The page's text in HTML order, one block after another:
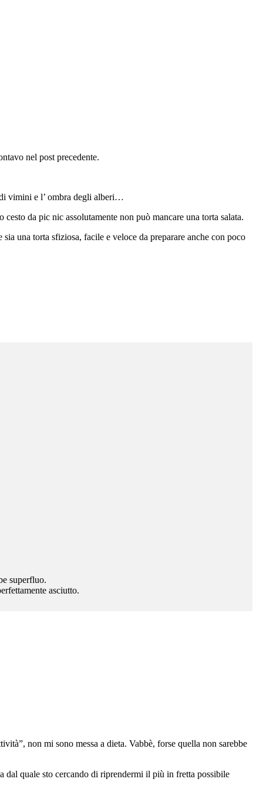
nel post precedente.
vimini e l’ ombra degli alberi…
da pic nic assolutamente non può mancare una torta salata.
una torta sfiziosa, facile e veloce da preparare anche con poco
superfluo.
asciutto.
non mi sono messa a dieta. Vabbè, forse quella non sarebbe
dal quale sto cercando di riprendermi il più in fretta possibile